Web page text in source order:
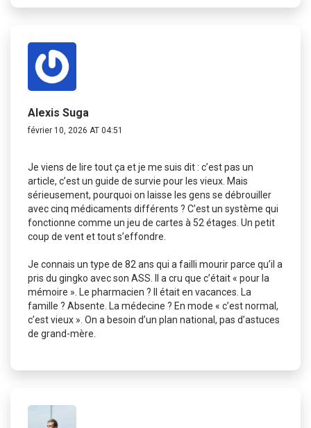
Alexis Suga
février 10, 2026 AT 04:51
Je viens de lire tout ça et je me suis dit : c’est pas un
article, c’est un guide de survie pour les vieux. Mais
sérieusement, pourquoi on laisse les gens se débrouiller
avec cinq médicaments différents ? C’est un système qui
fonctionne comme un jeu de cartes à 52 étages. Un petit
coup de vent et tout s’effondre.
Je connais un type de 82 ans qui a failli mourir parce qu’il a
pris du gingko avec son ASS. Il a cru que c’était « pour la
mémoire ». Le pharmacien ? Il était en vacances. La
famille ? Absente. La médecine ? En mode « c’est normal,
c’est vieux ». On a besoin d’un plan national, pas d’astuces
de grand-mère.